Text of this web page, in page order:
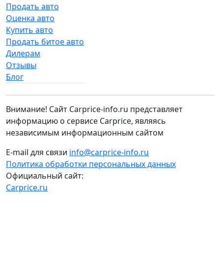
Продать авто
Оценка авто
Купить авто
Продать битое авто
Дилерам
Отзывы
Блог
Внимание! Сайт Carprice-info.ru представляет
информацию о сервисе Carprice, являясь
независимым информационным сайтом
E-mail для связи info@carprice-info.ru
Политика обработки персональных данных
Официальный сайт:
Carprice.ru